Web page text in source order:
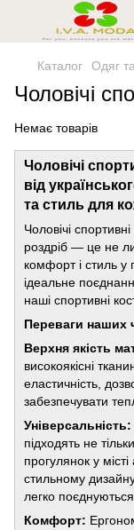
Каталог Одяг
Чоловічі
Немає товарів
Чоловічі
від
та стиль для
Чоловічі
роздріб — це не
комфорт і стиль у
ідеальне
наші спортивні
Переваги наших
Верхня якість
високоякісні
еластичність,
забезпечувати
Універсальність:
підходять не
прогулянок у
стильному
легко
Комфорт: